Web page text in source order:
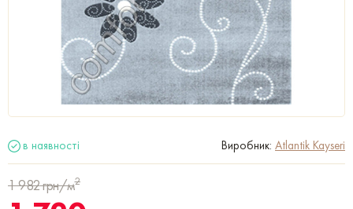
в наявності Виробник: Atlantik Kayseri
1 982грн/м2